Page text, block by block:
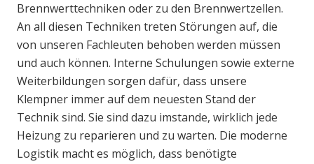
Brennwerttechniken oder zu den Brennwertzellen.
An all diesen Techniken treten Störungen auf, die
von unseren Fachleuten behoben werden müssen
und auch können. Interne Schulungen sowie externe
Weiterbildungen sorgen dafür, dass unsere
Klempner immer auf dem neuesten Stand der
Technik sind. Sie sind dazu imstande, wirklich jede
Heizung zu reparieren und zu warten. Die moderne
Logistik macht es möglich, dass benötigte